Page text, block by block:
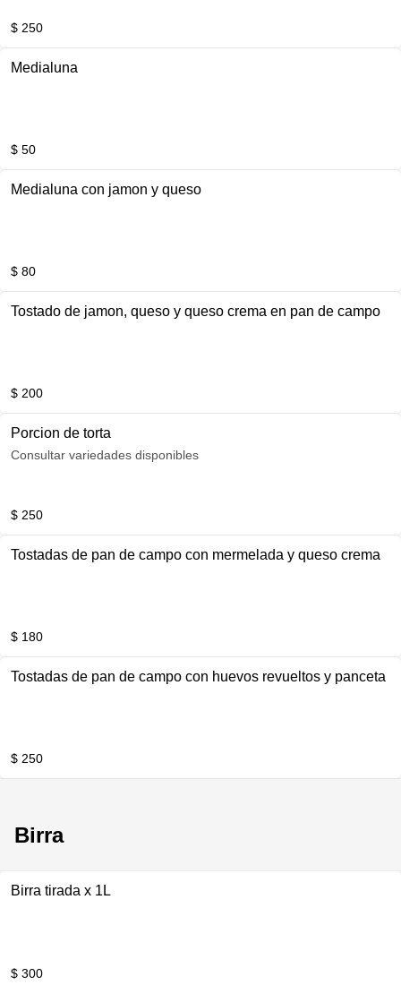
$ 250
Medialuna
$ 50
Medialuna con jamon y queso
$ 80
Tostado de jamon, queso y queso crema en pan de campo
$ 200
Porcion de torta
Consultar variedades disponibles
$ 250
Tostadas de pan de campo con mermelada y queso crema
$ 180
Tostadas de pan de campo con huevos revueltos y panceta
$ 250
Birra
Birra tirada x 1L
$ 300